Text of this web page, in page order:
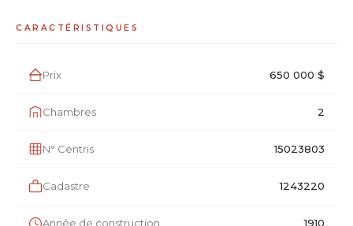
4 Plex à vendre
Boul. Monk
5703, 3e étage =750$
CARACTÉRISTIQUES
Prix 650 000 $
Chambres 2
N° Centris 15023803
Cadastre 1243220
Année de construction 1910